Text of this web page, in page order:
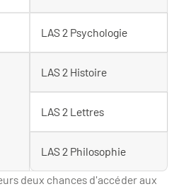
LAS 2 Psychologie
LAS 2 Histoire
LAS 2 Lettres
LAS 2 Philosophie
deux chances d'accéder aux